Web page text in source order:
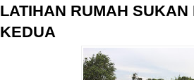
LATIHAN RUMAH
KEDUA